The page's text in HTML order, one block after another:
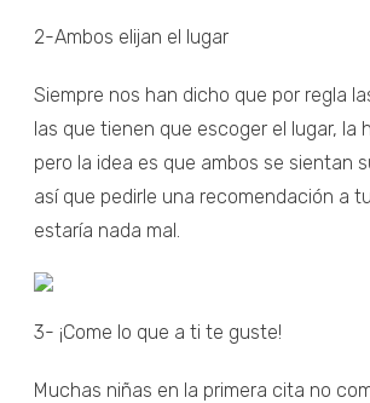
2-Ambos elijan el lugar
Siempre nos han dicho que por regla
las que tienen que escoger el lugar, la
pero la idea es que ambos se sientan
así que pedirle una recomendación a
estaría nada mal.
3- ¡Come lo que a ti te guste!
Muchas niñas en la primera cita no